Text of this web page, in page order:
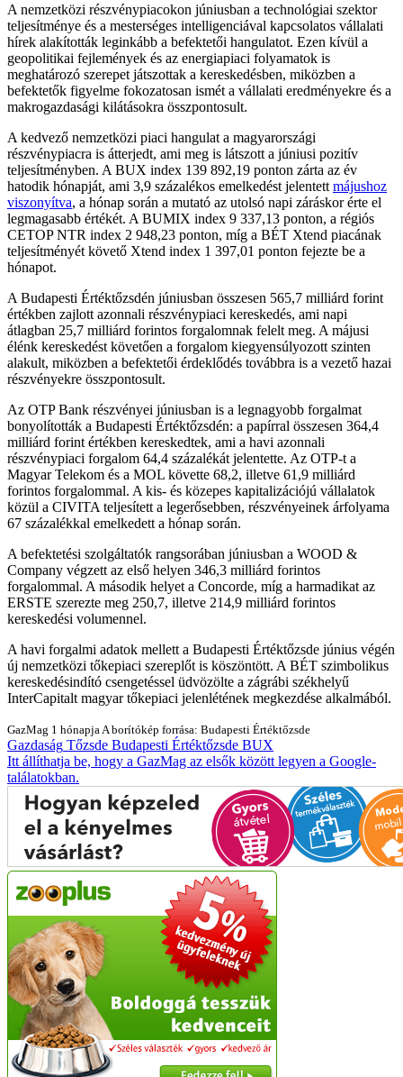
A nemzetközi részvénypiacokon júniusban a technológiai szektor
teljesítménye és a mesterséges intelligenciával kapcsolatos vállalati
hírek alakították leginkább a befektetői hangulatot. Ezen kívül a
geopolitikai fejlemények és az energiapiaci folyamatok is
meghatározó szerepet játszottak a kereskedésben, miközben a
befektetők figyelme fokozatosan ismét a vállalati eredményekre és a
makrogazdasági kilátásokra összpontosult.
A kedvező nemzetközi piaci hangulat a magyarországi
részvénypiacra is átterjedt, ami meg is látszott a júniusi pozitív
teljesítményben. A BUX index 139 892,19 ponton zárta az év
hatodik hónapját, ami 3,9 százalékos emelkedést jelentett májushoz
viszonyítva, a hónap során a mutató az utolsó napi záráskor érte el
legmagasabb értékét. A BUMIX index 9 337,13 ponton, a régiós
CETOP NTR index 2 948,23 ponton, míg a BÉT Xtend piacának
teljesítményét követő Xtend index 1 397,01 ponton fejezte be a
hónapot.
A Budapesti Értéktőzsdén júniusban összesen 565,7 milliárd forint
értékben zajlott azonnali részvénypiaci kereskedés, ami napi
átlagban 25,7 milliárd forintos forgalomnak felelt meg. A májusi
élénk kereskedést követően a forgalom kiegyensúlyozott szinten
alakult, miközben a befektetői érdeklődés továbbra is a vezető hazai
részvényekre összpontosult.
Az OTP Bank részvényei júniusban is a legnagyobb forgalmat
bonyolították a Budapesti Értéktőzsdén: a papírral összesen 364,4
milliárd forint értékben kereskedtek, ami a havi azonnali
részvénypiaci forgalom 64,4 százalékát jelentette. Az OTP-t a
Magyar Telekom és a MOL követte 68,2, illetve 61,9 milliárd
forintos forgalommal. A kis- és közepes kapitalizációjú vállalatok
közül a CIVITA teljesített a legerősebben, részvényeinek árfolyama
67 százalékkal emelkedett a hónap során.
A befektetési szolgáltatók rangsorában júniusban a WOOD &
Company végzett az első helyen 346,3 milliárd forintos
forgalommal. A második helyet a Concorde, míg a harmadikat az
ERSTE szerezte meg 250,7, illetve 214,9 milliárd forintos
kereskedési volumennel.
A havi forgalmi adatok mellett a Budapesti Értéktőzsde június végén
új nemzetközi tőkepiaci szereplőt is köszöntött. A BÉT szimbolikus
kereskedésindító csengetéssel üdvözölte a zágrábi székhelyű
InterCapitalt magyar tőkepiaci jelenlétének megkezdése alkalmából.
GazMag 1 hónapja A borítókép forrása: Budapesti Értéktőzsde
Gazdaság Tőzsde Budapesti Értéktőzsde BUX
Itt állíthatja be, hogy a GazMag az elsők között legyen a Google-
találatokban.